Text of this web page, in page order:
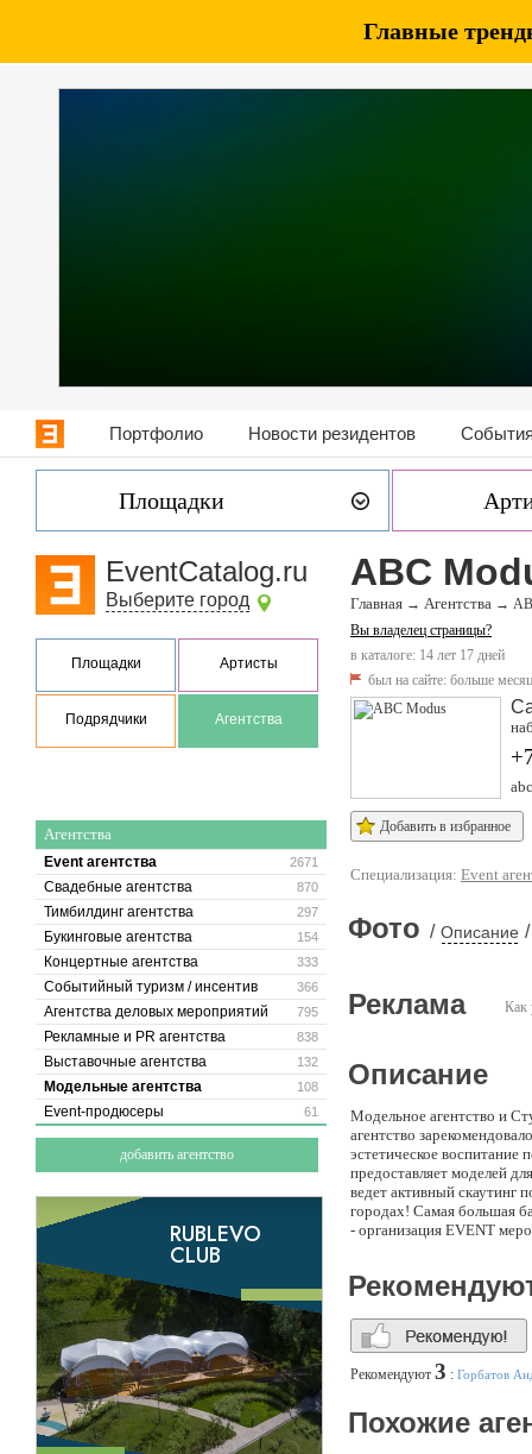
Главные
Портфолио Новости резидентов
Площадки
EventCatalog.ru
Выберите город
Площадки Артисты
Подрядчики Агентства
Агентства
2671
Event агентства
870
Свадебные агентства
297
Тимбилдинг агентства
154
Букинговые агентства
333
Концертные агентства
366
Событийный туризм / инсентив
795
Агентства деловых мероприятий
838
Рекламные и PR агентства
132
Выставочные агентства
108
Модельные агентства
61
Event-продюсеры
добавить агентство
ABC
Главная → Агентства →
Вы владелец страницы?
в каталоге: 14 лет 17 дней
был на сайте: больше
Добавить в избранное
Специализация: Event
Фото / Описание /
Как
Реклама
Описание
Модельное агентство и
агентство
эстетическое воспитание
предоставляет моделей
ведет активный скаутинг
городах! Самая большая
- организация EVENT
Рекомендуют 3 : Горбатов
Похожие